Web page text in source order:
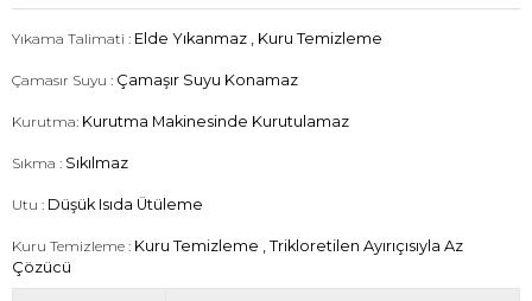
Yıkama Talimati : Elde Yıkanmaz , Kuru Temizleme
Çamasır Suyu : Çamaşır Suyu Konamaz
Kurutma: Kurutma Makinesinde Kurutulamaz
Sıkma : Sıkılmaz
Utu : Düşük Isıda Ütüleme
Kuru Temizleme : Kuru Temizleme , Trikloretilen Ayırıçısıyla Az
Çözücü